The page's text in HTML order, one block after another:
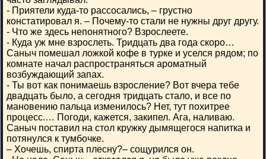
- Приятели куда-то рассосались, – грустно
констатировал я. – Почему-то стали не нужны друг другу.
- Что же здесь непонятного? Взрослеете.
- Куда уж мне взрослеть. Тридцать два года скоро…
Саныч помешал ложкой кофе в турке и уселся рядом; по
комнате начал распространяться ароматный
возбуждающий запах.
- Ты вот как понимаешь взросление? Вот вчера тебе
двадцать было, а сегодня тридцать стало, и все по
мановению пальца изменилось? Нет, тут похитрее
процесс.… Погоди, кажется, закипел. Ага, наливаю.
Саныч поставил на стол кружку дымящегося напитка и
потянулся к тумбочке.
– Хочешь, спирта плесну?– сощурился он.